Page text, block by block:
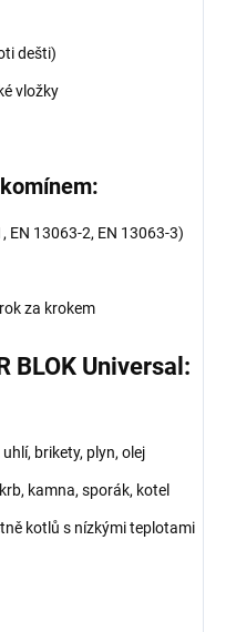
dešti)
vložky
EN 13063-2, EN 13063-3)
za krokem
BLOK Universal:
brikety, plyn, olej
kamna, sporák, kotel
kotlů s nízkými teplotami